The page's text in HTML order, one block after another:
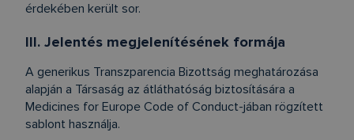
érdekében került sor.
III. Jelentés megjelenítésének formája
A generikus Transzparencia Bizottság meghatározása
alapján a Társaság az átláthatóság biztosítására a
Medicines for Europe Code of Conduct-jában rögzített
sablont használja.